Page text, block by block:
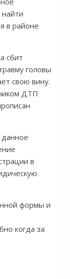
в районе
сбит
головы
свою вину.
ДТП
в
формы и
когда за